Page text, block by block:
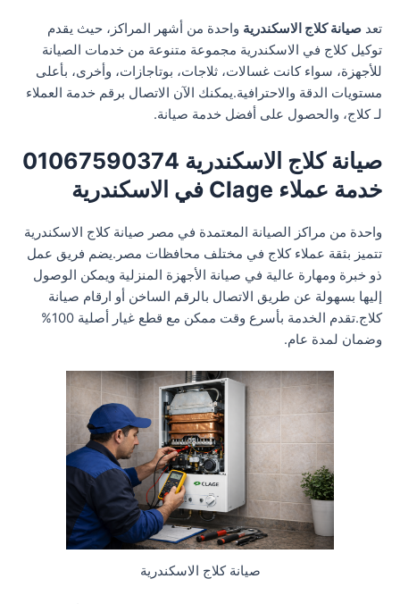
تعد صيانة كلاج الاسكندرية واحدة من أشهر المراكز، حيث يقدم
توكيل كلاج في الاسكندرية مجموعة متنوعة من خدمات الصيانة
للأجهزة، سواء كانت غسالات، ثلاجات، بوتاجازات، وأخرى، بأعلى
مستويات الدقة والاحترافية.يمكنك الآن الاتصال برقم خدمة العملاء
لـ كلاج، والحصول على أفضل خدمة صيانة.
صيانة كلاج الاسكندرية 01067590374
خدمة عملاء Clage في الاسكندرية
واحدة من مراكز الصيانة المعتمدة في مصر صيانة كلاج الاسكندرية
تتميز بثقة عملاء كلاج في مختلف محافظات مصر.يضم فريق عمل
ذو خبرة ومهارة عالية في صيانة الأجهزة المنزلية ويمكن الوصول
إليها بسهولة عن طريق الاتصال بالرقم الساخن أو ارقام صيانة
كلاج.تقدم الخدمة بأسرع وقت ممكن مع قطع غيار أصلية 100%
وضمان لمدة عام.
صيانة كلاج الاسكندرية